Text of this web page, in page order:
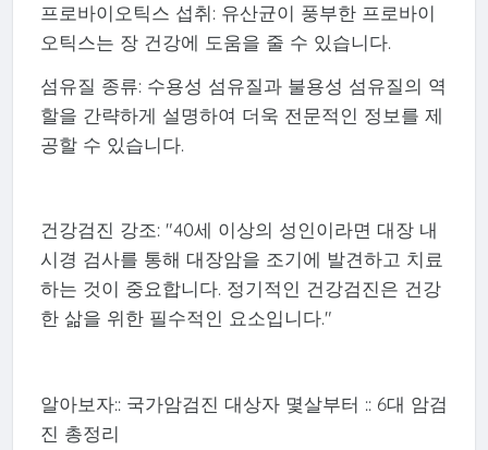
프로바이오틱스 섭취: 유산균이 풍부한 프로바이
오틱스는 장 건강에 도움을 줄 수 있습니다.
섬유질 종류: 수용성 섬유질과 불용성 섬유질의 역
할을 간략하게 설명하여 더욱 전문적인 정보를 제
공할 수 있습니다.
건강검진 강조: "40세 이상의 성인이라면 대장 내
시경 검사를 통해 대장암을 조기에 발견하고 치료
하는 것이 중요합니다. 정기적인 건강검진은 건강
한 삶을 위한 필수적인 요소입니다."
알아보자:: 국가암검진 대상자 몇살부터 :: 6대 암검
진 총정리